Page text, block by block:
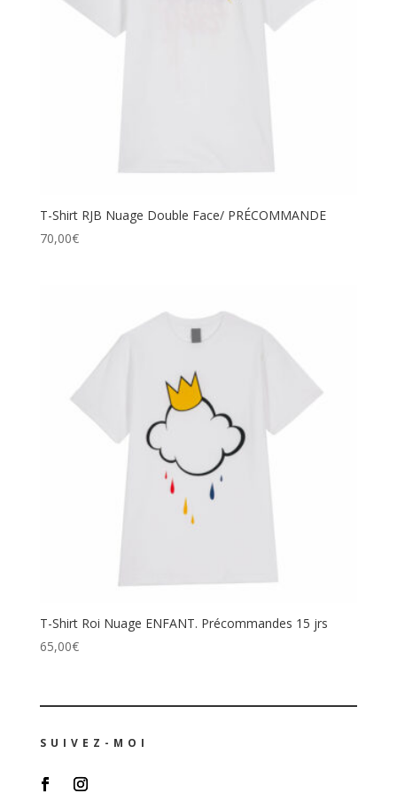
T-Shirt RJB Nuage Double Face/ PRÉCOMMANDE
70,00€
T-Shirt Roi Nuage ENFANT. Précommandes 15 jrs
65,00€
SUIVEZ-MOI